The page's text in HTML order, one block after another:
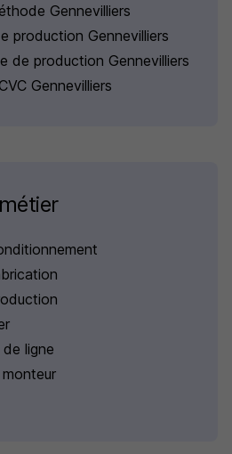
Gennevilliers
production Gennevilliers
de production Gennevilliers
Gennevilliers
ligne